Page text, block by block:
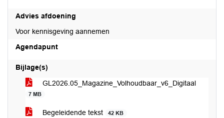
Advies afdoening
Voor kennisgeving aannemen
Agendapunt
Bijlage(s)
GL2026.05_Magazine_Volhoudbaar_v6_Digitaal
7 MB
Begeleidende tekst 42 KB